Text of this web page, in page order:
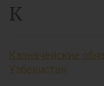
К
Казначейские
Узбекистан